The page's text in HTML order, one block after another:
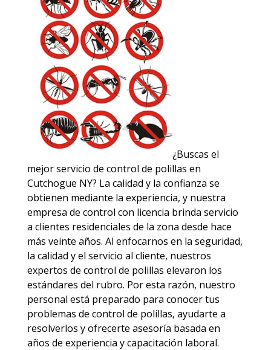
¿Buscas el
mejor servicio de control de polillas en
Cutchogue NY? La calidad y la confianza se
obtienen mediante la experiencia, y nuestra
empresa de control con licencia brinda servicio
a clientes residenciales de la zona desde hace
más veinte años. Al enfocarnos en la seguridad,
la calidad y el servicio al cliente, nuestros
expertos de control de polillas elevaron los
estándares del rubro. Por esta razón, nuestro
personal está preparado para conocer tus
problemas de control de polillas, ayudarte a
resolverlos y ofrecerte asesoría basada en
años de experiencia y capacitación laboral.